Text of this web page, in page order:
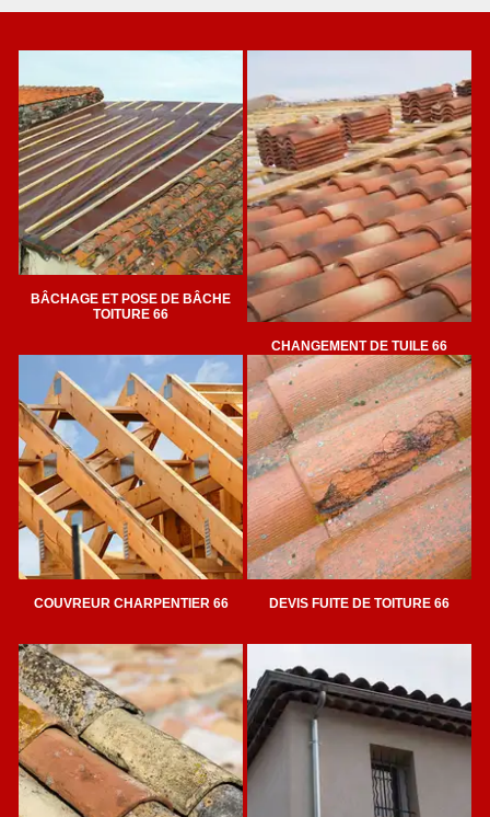
BÂCHAGE ET POSE DE BÂCHE
TOITURE 66
CHANGEMENT DE TUILE 66
COUVREUR CHARPENTIER 66 DEVIS FUITE DE TOITURE 66